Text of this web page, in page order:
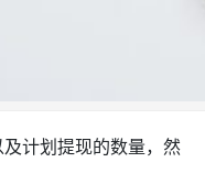
计划提现的数量，然